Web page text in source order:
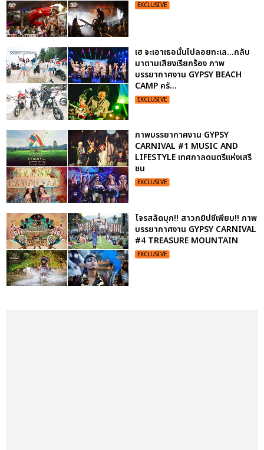
EXCLUSIVE
เฮ จะเอาเธอนั้นไปลอยทะเล...กลับ
มาตามเสียงเรียกร้อง ภาพ
บรรยากาศงาน GYPSY BEACH
CAMP ครั...
EXCLUSIVE
ภาพบรรยากาศงาน GYPSY
CARNIVAL #1 MUSIC AND
LIFESTYLE เทศกาลดนตรีแห่งเสรี
ชน
EXCLUSIVE
โจรสลัดบุก!! สาวกยิปซีเพียบ!! ภาพ
บรรยากาศงาน GYPSY CARNIVAL
#4 TREASURE MOUNTAIN
EXCLUSIVE